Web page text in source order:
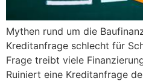
Mythen rund um die
Kreditanfrage schlecht für
Frage treibt viele
Ruiniert eine Kreditanfrage